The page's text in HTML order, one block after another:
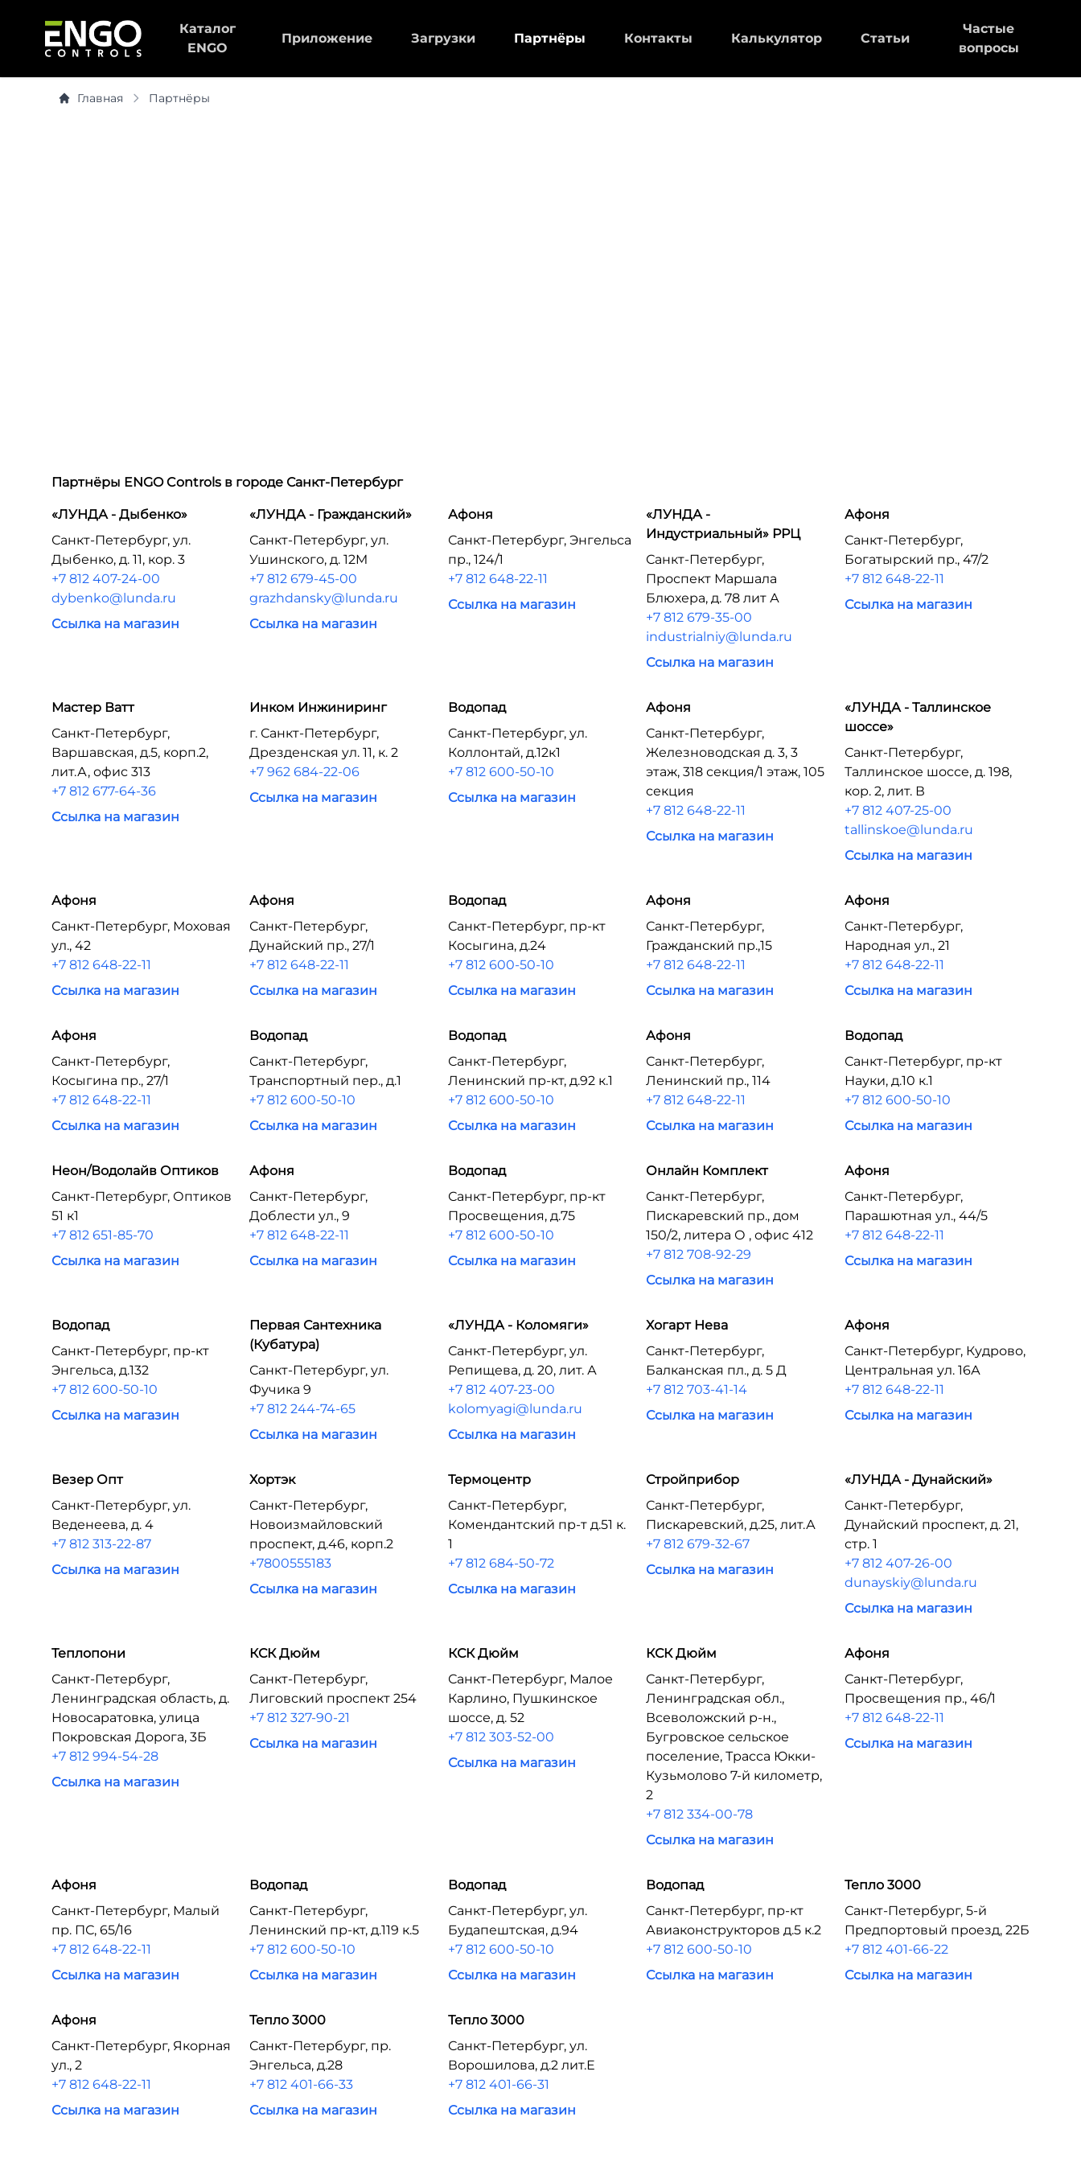
Каталог
ENGO
Приложение Загрузки Партнёры Контакты Калькулятор Статьи
Частые
вопросы
Главная Партнёры
Партнёры ENGO Controls в городе Санкт-Петербург
«ЛУНДА - Дыбенко»
Санкт-Петербург, ул.
Дыбенко, д. 11, кор. 3
+7 812 407-24-00
dybenko@lunda.ru
Ссылка на магазин
«ЛУНДА - Гражданский»
Санкт-Петербург, ул.
Ушинского, д. 12M
+7 812 679-45-00
grazhdansky@lunda.ru
Ссылка на магазин
Афоня
Санкт-Петербург, Энгельса
пр., 124/1
+7 812 648-22-11
Ссылка на магазин
«ЛУНДА -
Индустриальный» РРЦ
Санкт-Петербург,
Проспект Маршала
Блюхера, д. 78 лит А
+7 812 679-35-00
industrialniy@lunda.ru
Ссылка на магазин
Афоня
Санкт-Петербург,
Богатырский пр., 47/2
+7 812 648-22-11
Ссылка на магазин
Мастер Ватт
Санкт-Петербург,
Варшавская, д.5, корп.2,
лит.А, офис 313
+7 812 677-64-36
Ссылка на магазин
Инком Инжиниринг
г. Санкт-Петербург,
Дрезденская yл. 11, к. 2
+7 962 684-22-06
Ссылка на магазин
Водопад
Санкт-Петербург, ул.
Коллонтай, д.12к1
+7 812 600-50-10
Ссылка на магазин
Афоня
Санкт-Петербург,
Железноводская д. 3, 3
этаж, 318 секция/1 этаж, 105
секция
+7 812 648-22-11
Ссылка на магазин
«ЛУНДА - Таллинское
шоссе»
Санкт-Петербург,
Таллинское шоссе, д. 198,
кор. 2, лит. В
+7 812 407-25-00
tallinskoe@lunda.ru
Ссылка на магазин
Афоня
Санкт-Петербург, Моховая
ул., 42
+7 812 648-22-11
Ссылка на магазин
Афоня
Санкт-Петербург,
Дунайский пр., 27/1
+7 812 648-22-11
Ссылка на магазин
Водопад
Санкт-Петербург, пр-кт
Косыгина, д.24
+7 812 600-50-10
Ссылка на магазин
Афоня
Санкт-Петербург,
Гражданский пр.,15
+7 812 648-22-11
Ссылка на магазин
Афоня
Санкт-Петербург,
Народная ул., 21
+7 812 648-22-11
Ссылка на магазин
Афоня
Санкт-Петербург,
Косыгина пр., 27/1
+7 812 648-22-11
Ссылка на магазин
Водопад
Санкт-Петербург,
Транспортный пер., д.1
+7 812 600-50-10
Ссылка на магазин
Водопад
Санкт-Петербург,
Ленинский пр-кт, д.92 к.1
+7 812 600-50-10
Ссылка на магазин
Афоня
Санкт-Петербург,
Ленинский пр., 114
+7 812 648-22-11
Ссылка на магазин
Водопад
Санкт-Петербург, пр-кт
Науки, д.10 к.1
+7 812 600-50-10
Ссылка на магазин
Неон/Водолайв Оптиков
Санкт-Петербург, Оптиков
51 к1
+7 812 651-85-70
Ссылка на магазин
Афоня
Санкт-Петербург,
Доблести ул., 9
+7 812 648-22-11
Ссылка на магазин
Водопад
Санкт-Петербург, пр-кт
Просвещения, д.75
+7 812 600-50-10
Ссылка на магазин
Онлайн Комплект
Санкт-Петербург,
Пискаревский пр., дом
150/2, литера О , офис 412
+7 812 708-92-29
Ссылка на магазин
Афоня
Санкт-Петербург,
Парашютная ул., 44/5
+7 812 648-22-11
Ссылка на магазин
Водопад
Санкт-Петербург, пр-кт
Энгельса, д.132
+7 812 600-50-10
Ссылка на магазин
Первая Сантехника
(Кубатура)
Санкт-Петербург, ул.
Фучика 9
+7 812 244-74-65
Ссылка на магазин
«ЛУНДА - Коломяги»
Санкт-Петербург, ул.
Репищева, д. 20, лит. А
+7 812 407-23-00
kolomyagi@lunda.ru
Ссылка на магазин
Хогарт Нева
Санкт-Петербург,
Балканская пл., д. 5 Д
+7 812 703-41-14
Ссылка на магазин
Афоня
Санкт-Петербург, Кудрово,
Центральная ул. 16А
+7 812 648-22-11
Ссылка на магазин
Везер Опт
Санкт-Петербург, ул.
Веденеева, д. 4
+7 812 313-22-87
Ссылка на магазин
Хортэк
Санкт-Петербург,
Новоизмайловский
проспект, д.46, корп.2
+7800555183
Ссылка на магазин
Термоцентр
Санкт-Петербург,
Комендантский пр-т д.51 к.
1
+7 812 684-50-72
Ссылка на магазин
Стройприбор
Санкт-Петербург,
Пискаревский, д.25, лит.А
+7 812 679-32-67
Ссылка на магазин
«ЛУНДА - Дунайский»
Санкт-Петербург,
Дунайский проспект, д. 21,
стр. 1
+7 812 407-26-00
dunayskiy@lunda.ru
Ссылка на магазин
Теплопони
Санкт-Петербург,
Ленинградская область, д.
Новосаратовка, улица
Покровская Дорога, 3Б
+7 812 994-54-28
Ссылка на магазин
КСК Дюйм
Санкт-Петербург,
Лиговский проспект 254
+7 812 327-90-21
Ссылка на магазин
КСК Дюйм
Санкт-Петербург, Малое
Карлино, Пушкинское
шоссе, д. 52
+7 812 303-52-00
Ссылка на магазин
КСК Дюйм
Санкт-Петербург,
Ленинградская обл.,
Всеволожский р-н.,
Бугровское сельское
поселение, Трасса Юкки-
Кузьмолово 7-й километр,
2
+7 812 334-00-78
Ссылка на магазин
Афоня
Санкт-Петербург,
Просвещения пр., 46/1
+7 812 648-22-11
Ссылка на магазин
Афоня
Санкт-Петербург, Малый
пр. ПС, 65/16
+7 812 648-22-11
Ссылка на магазин
Водопад
Санкт-Петербург,
Ленинский пр-кт, д.119 к.5
+7 812 600-50-10
Ссылка на магазин
Водопад
Санкт-Петербург, ул.
Будапештская, д.94
+7 812 600-50-10
Ссылка на магазин
Водопад
Санкт-Петербург, пр-кт
Авиаконструкторов д.5 к.2
+7 812 600-50-10
Ссылка на магазин
Тепло 3000
Санкт-Петербург, 5-й
Предпортовый проезд, 22Б
+7 812 401-66-22
Ссылка на магазин
Афоня
Санкт-Петербург, Якорная
ул., 2
+7 812 648-22-11
Ссылка на магазин
Тепло 3000
Санкт-Петербург, пр.
Энгельса, д.28
+7 812 401-66-33
Ссылка на магазин
Тепло 3000
Санкт-Петербург, ул.
Ворошилова, д.2 лит.Е
+7 812 401-66-31
Ссылка на магазин